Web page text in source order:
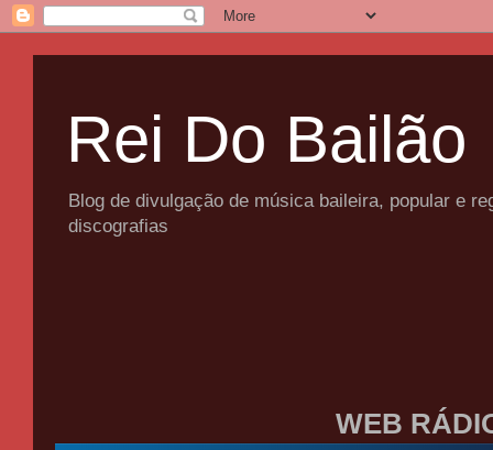
Rei Do Bailão
Blog de divulgação de música baileira, popular e
discografias
WEB